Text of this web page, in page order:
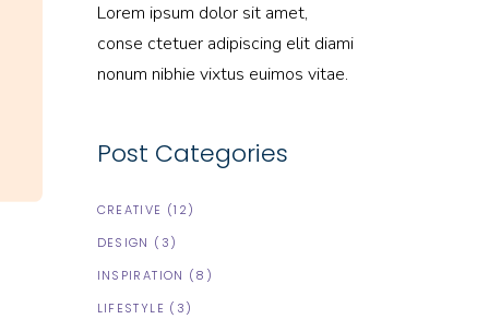
Lorem ipsum dolor sit amet,
conse ctetuer adipiscing elit diami
nonum nibhie vixtus euimos vitae.
Post Categories
CREATIVE (12)
DESIGN (3)
INSPIRATION (8)
LIFESTYLE (3)